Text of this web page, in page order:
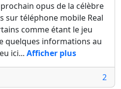
opus de la célèbre
sur téléphone mobile Real
comme étant le jeu
quelques informations au
ici... Afficher plus
2